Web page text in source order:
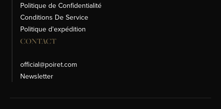
Politique de Confidentialité
Conditions De Service
Politique d'expédition
CONTACT
official@poiret.com
Newsletter